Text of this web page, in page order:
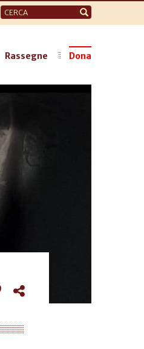
Form
di
Rassegne Dona